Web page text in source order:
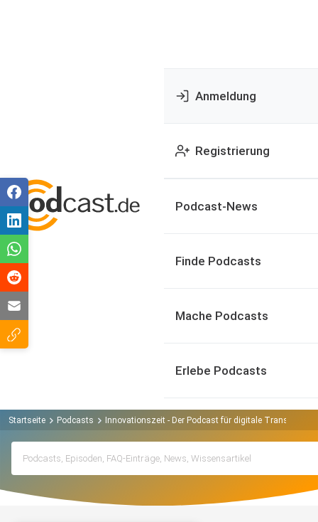
Anmeldung
Registrierung
Podcast-News
Finde Podcasts
Mache Podcasts
Erlebe Podcasts
Startseite Podcasts Innovationszeit - Der Podcast für digitale